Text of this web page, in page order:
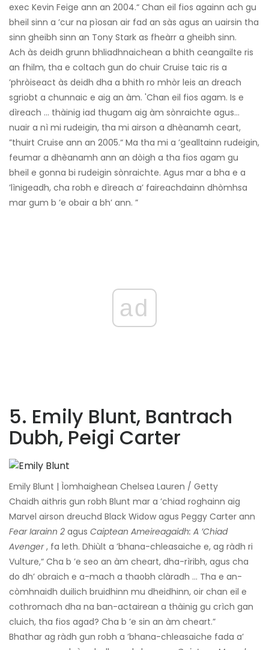
exec Kevin Feige ann an 2004.“ Chan eil fios againn ach gu
bheil sinn a ’cur na pìosan air fad an sàs agus an uairsin tha
sinn gheibh sinn an Tony Stark as fheàrr a gheibh sinn.
Ach às deidh grunn bhliadhnaichean a bhith ceangailte ris
an fhilm, tha e coltach gun do chuir Cruise taic ris a
’phròiseact às deidh dha a bhith ro mhòr leis an dreach
sgriobt a chunnaic e aig an àm. 'Chan eil fios agam. Is e
dìreach ... thàinig iad thugam aig àm sònraichte agus…
nuair a nì mi rudeigin, tha mi airson a dhèanamh ceart,
”thuirt Cruise ann an 2005.“ Ma tha mi a ’gealltainn rudeigin,
feumar a dhèanamh ann an dòigh a tha fios agam gu
bheil e gonna bi rudeigin sònraichte. Agus mar a bha e a
’lìnigeadh, cha robh e dìreach a’ faireachdainn dhòmhsa
mar gum b ’e obair a bh’ ann. ”
ad
5. Emily Blunt, Bantrach
Dubh, Peigi Carter
Emily Blunt | Ìomhaighean Chelsea Lauren / Getty
Chaidh aithris gun robh Blunt mar a ’chiad roghainn aig
Marvel airson dreuchd Black Widow agus Peggy Carter ann
Fear Iarainn 2 agus Caiptean Ameireagaidh: A ’Chiad
Avenger, fa leth. Dhiùlt a ’bhana-chleasaiche e, ag ràdh ri
Vulture,“ Cha b ’e seo an àm cheart, dha-rìribh, agus cha
do dh’ obraich e a-mach a thaobh clàradh ... Tha e an-
còmhnaidh duilich bruidhinn mu dheidhinn, oir chan eil e
cothromach dha na ban-actairean a thàinig gu crìch gan
cluich, tha fios agad? Cha b ’e sin an àm cheart.”
Bhathar ag ràdh gun robh a ’bhana-chleasaiche fada a’